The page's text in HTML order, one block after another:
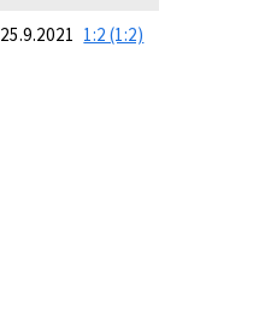
25.9.2021 1:2 (1:2)